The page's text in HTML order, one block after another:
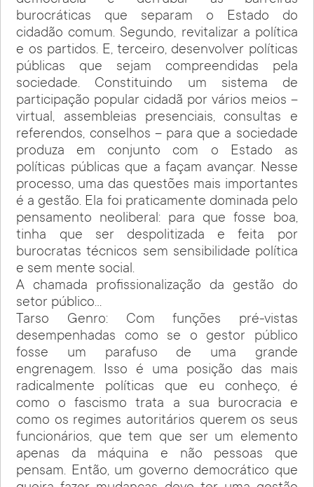
burocráticas que separam o Estado do
cidadão comum. Segundo, revitalizar a política
e os partidos. E, terceiro, desenvolver políticas
públicas que sejam compreendidas pela
sociedade. Constituindo um sistema de
participação popular cidadã por vários meios –
virtual, assembleias presenciais, consultas e
referendos, conselhos – para que a sociedade
produza em conjunto com o Estado as
políticas públicas que a façam avançar. Nesse
processo, uma das questões mais importantes
é a gestão. Ela foi praticamente dominada pelo
pensamento neoliberal: para que fosse boa,
tinha que ser despolitizada e feita por
burocratas técnicos sem sensibilidade política
e sem mente social.
A chamada profissionalização da gestão do
setor público…
Tarso Genro: Com funções pré-vistas
desempenhadas como se o gestor público
fosse um parafuso de uma grande
engrenagem. Isso é uma posição das mais
radicalmente políticas que eu conheço, é
como o fascismo trata a sua burocracia e
como os regimes autoritários querem os seus
funcionários, que tem que ser um elemento
apenas da máquina e não pessoas que
pensam. Então, um governo democrático que